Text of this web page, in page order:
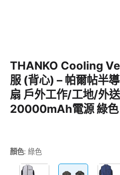
THANKO Cooling
服 (背心) – 帕爾帖半
扇 戶外工作/工地/外
20000mAh電源 綠
顏色: 綠色